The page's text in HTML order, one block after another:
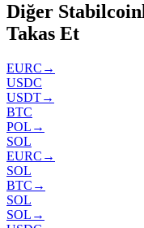
Diğer
Takas Et
EURC →
USDC
USDT→
BTC
POL →
SOL
EURC →
SOL
BTC →
SOL
SOL →